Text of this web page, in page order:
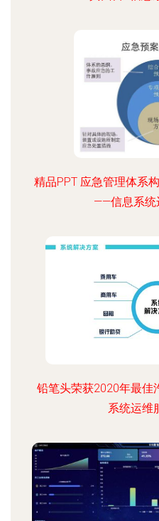
精品PPT 应急管理体系
——信息系统
铅笔头荣获2020年最佳
系统运维